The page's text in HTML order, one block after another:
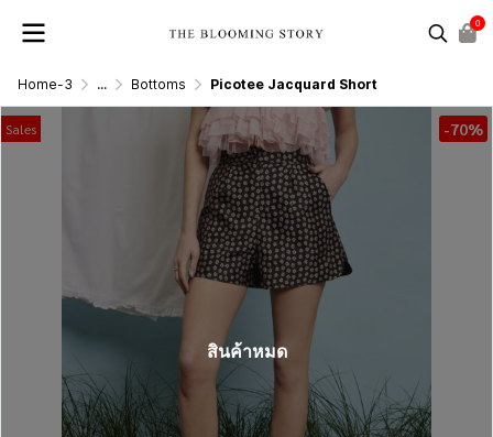
0
Home-3 ... Bottoms Picotee Jacquard Short
Sales -70%
สินค้าหมด